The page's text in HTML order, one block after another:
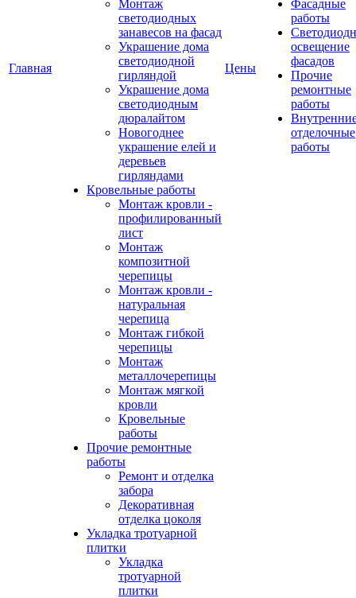
Главная
Монтаж
светодиодных
занавесов на фасад
Украшение дома
светодиодной
гирляндой
Украшение дома
светодиодным
дюралайтом
Новогоднее
украшение елей и
деревьев
гирляндами
Кровельные работы
Монтаж кровли -
профилированный
лист
Монтаж
композитной
черепицы
Монтаж кровли -
натуральная
черепица
Монтаж гибкой
черепицы
Монтаж
металлочерепицы
Монтаж мягкой
кровли
Кровельные
работы
Прочие ремонтные
работы
Ремонт и отделка
забора
Декоративная
отделка цоколя
Укладка тротуарной
плитки
Укладка
тротуарной
плитки
Цены
Фасадные
работы
освещение
фасадов
Прочие
ремонтные
работы
отделочные
работы